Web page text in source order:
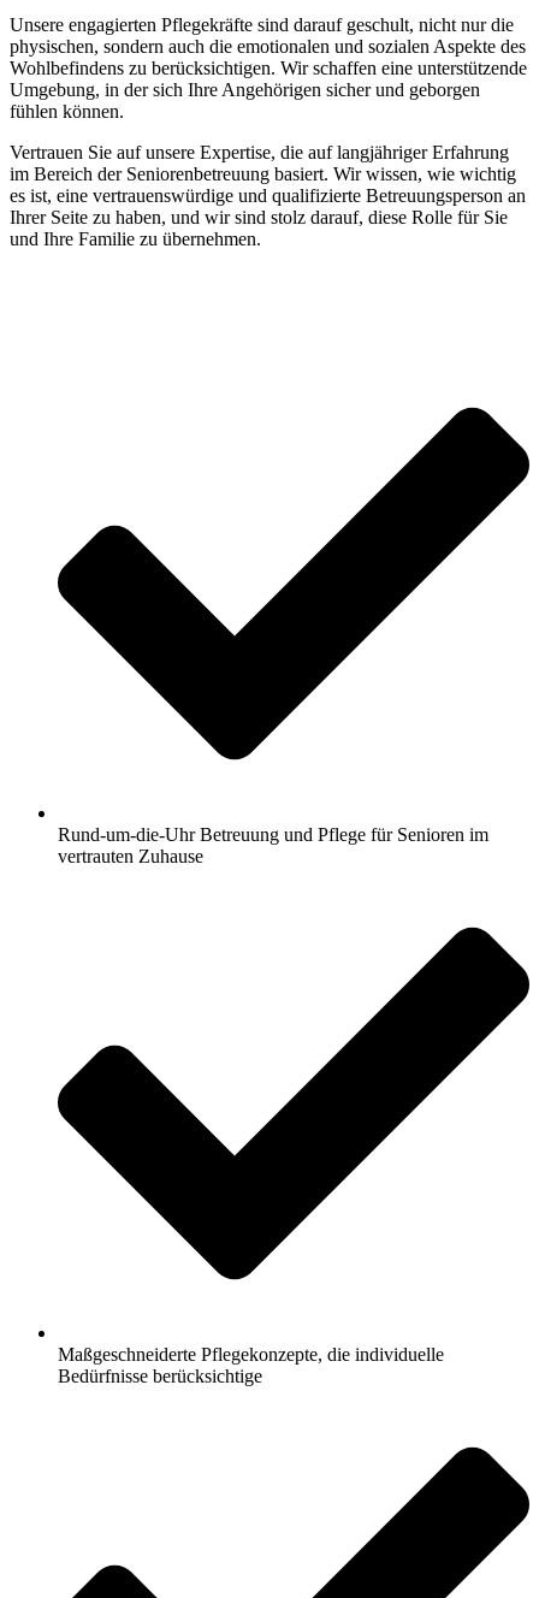
Unsere engagierten Pflegekräfte sind darauf geschult, nicht nur die
physischen, sondern auch die emotionalen und sozialen Aspekte des
Wohlbefindens zu berücksichtigen. Wir schaffen eine unterstützende
Umgebung, in der sich Ihre Angehörigen sicher und geborgen
fühlen können.
Vertrauen Sie auf unsere Expertise, die auf langjähriger Erfahrung
im Bereich der Seniorenbetreuung basiert. Wir wissen, wie wichtig
es ist, eine vertrauenswürdige und qualifizierte Betreuungsperson an
Ihrer Seite zu haben, und wir sind stolz darauf, diese Rolle für Sie
und Ihre Familie zu übernehmen.
Rund-um-die-Uhr Betreuung und Pflege für Senioren im
vertrauten Zuhause
Maßgeschneiderte Pflegekonzepte, die individuelle
Bedürfnisse berücksichtige